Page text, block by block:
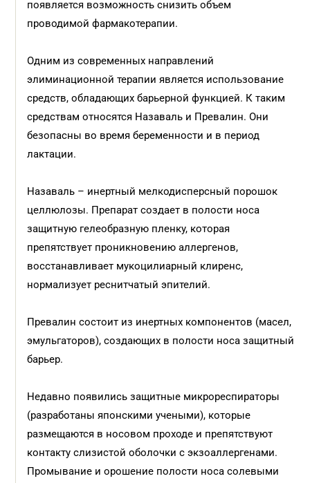
появляется возможность снизить объем
проводимой фармакотерапии.
Одним из современных направлений
элиминационной терапии является использование
средств, обладающих барьерной функцией. К таким
средствам относятся Назаваль и Превалин. Они
безопасны во время беременности и в период
лактации.
Назаваль – инертный мелкодисперсный порошок
целлюлозы. Препарат создает в полости носа
защитную гелеобразную пленку, которая
препятствует проникновению аллергенов,
восстанавливает мукоцилиарный клиренс,
нормализует реснитчатый эпителий.
Превалин состоит из инертных компонентов (масел,
эмульгаторов), создающих в полости носа защитный
барьер.
Недавно появились защитные микрореспираторы
(разработаны японскими учеными), которые
размещаются в носовом проходе и препятствуют
контакту слизистой оболочки с экзоаллергенами.
Промывание и орошение полости носа солевыми